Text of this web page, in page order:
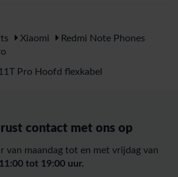
Xiaomi
Redmi Note Phones
Pro Hoofd flexkabel
contact met ons op
van maandag tot en met vrijdag van
11:00 tot 19:00 uur.